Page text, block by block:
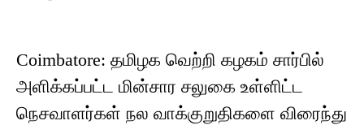
Coimbatore: தமிழக வெற்றி கழகம் சார்பில்
அளிக்கப்பட்ட மின்சார சலுகை உள்ளிட்ட
நெசவாளர்கள் நல வாக்குறுதிகளை விரைந்து